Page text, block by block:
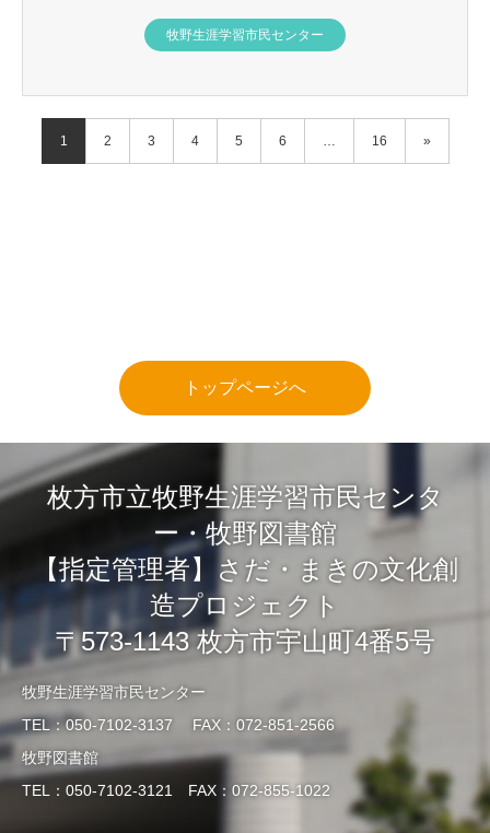
牧野生涯学習市民センター
1 2 3 4 5 6 … 16 »
トップページへ
枚方市立牧野生涯学習市民センタ
ー・牧野図書館
【指定管理者】さだ・まきの文化創
造プロジェクト
〒573-1143 枚方市宇山町4番5号
牧野生涯学習市民センター
TEL：050-7102-3137 FAX：072-851-2566
牧野図書館
TEL：050-7102-3121 FAX：072-855-1022